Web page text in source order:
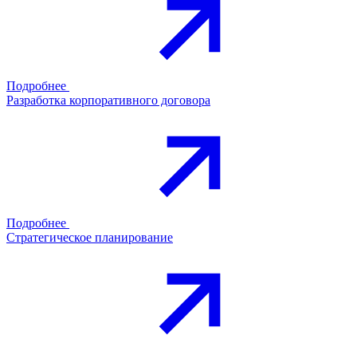
Подробнее
Разработка корпоративного договора
Подробнее
Стратегическое планирование